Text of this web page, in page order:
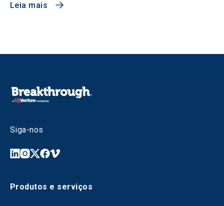
Leia mais
Siga-nos
Produtos e serviços